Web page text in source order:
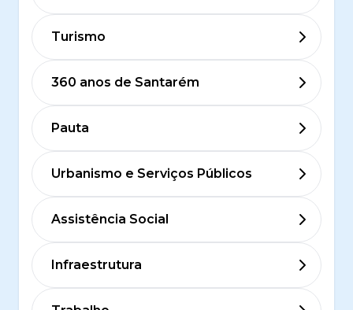
Turismo
360 anos de Santarém
Pauta
Urbanismo e Serviços Públicos
Assistência Social
Infraestrutura